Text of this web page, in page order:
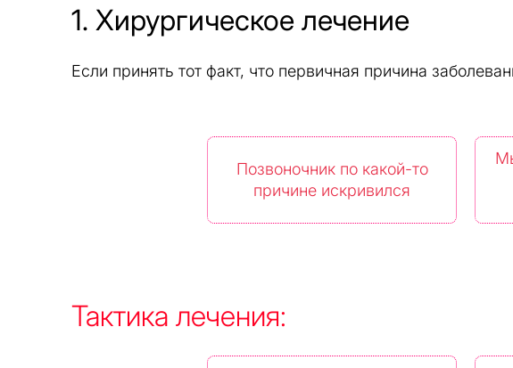
1. Хирургическое лечение
Если принять тот факт, что первичная причина
Позвоночник по какой-то
причине искривился
Тактика лечения: